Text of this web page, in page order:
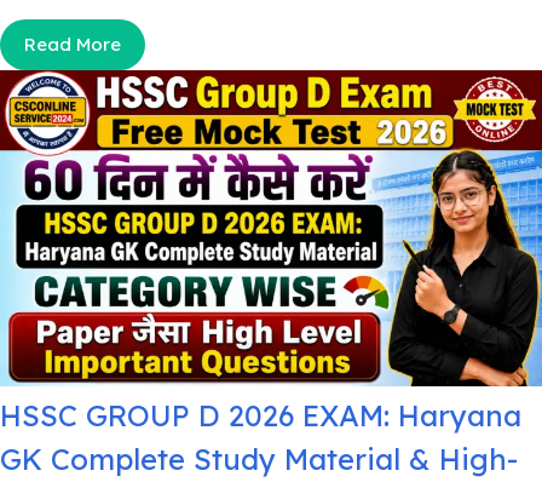
Read More
HSSC GROUP D 2026 EXAM: Haryana
GK Complete Study Material & High-